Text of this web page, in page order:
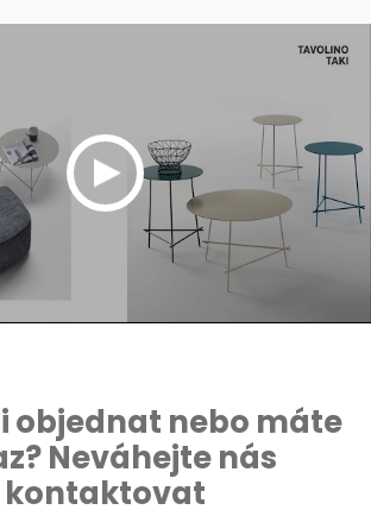
objednat nebo máte
Neváhejte nás
kontaktovat